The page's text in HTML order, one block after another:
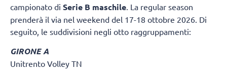
campionato di Serie B maschile . La regular season
prenderà il via nel weekend del 17-18 ottobre 2026. Di
seguito, le suddivisioni negli otto raggruppamenti:
GIRONE A
Unitrento Volley TN